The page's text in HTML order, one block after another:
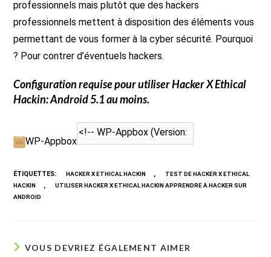
professionnels mais plutôt que des hackers
professionnels mettent à disposition des éléments vous
permettant de vous former à la cyber sécurité. Pourquoi
? Pour contrer d’éventuels hackers.
Configuration requise pour utiliserHacker X Ethical
Hackin: Android 5.1 au moins.
WP-Appbox
ÉTIQUETTES: HACKER X ETHICAL HACKIN ,
TEST DE HACKER X ETHICAL
HACKIN
,
UTILISER HACKER X ETHICAL HACKIN APPRENDRE À HACKER SUR
ANDROID
VOUS DEVRIEZ ÉGALEMENT AIMER